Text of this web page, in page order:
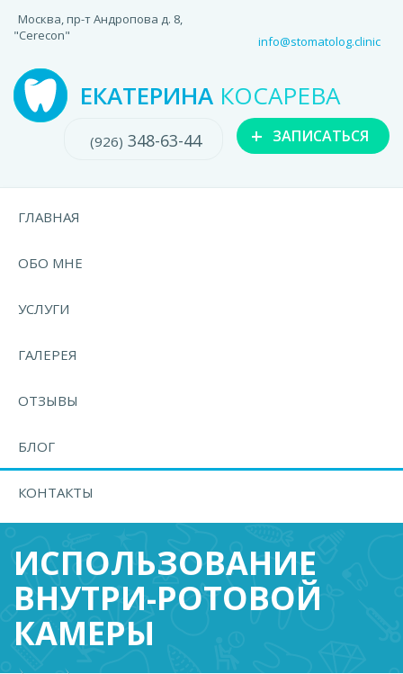
Москва, пр-т Андропова д. 8,
"Cerecon"
info@stomatolog.clinic
ЕКАТЕРИНА КОСАРЕВА
+ ЗАПИСАТЬСЯ
(926) 348-63-44
ГЛАВНАЯ
ОБО МНЕ
УСЛУГИ
ГАЛЕРЕЯ
ОТЗЫВЫ
БЛОГ
КОНТАКТЫ
ИСПОЛЬЗОВАНИЕ
ВНУТРИ-РОТОВОЙ
КАМЕРЫ